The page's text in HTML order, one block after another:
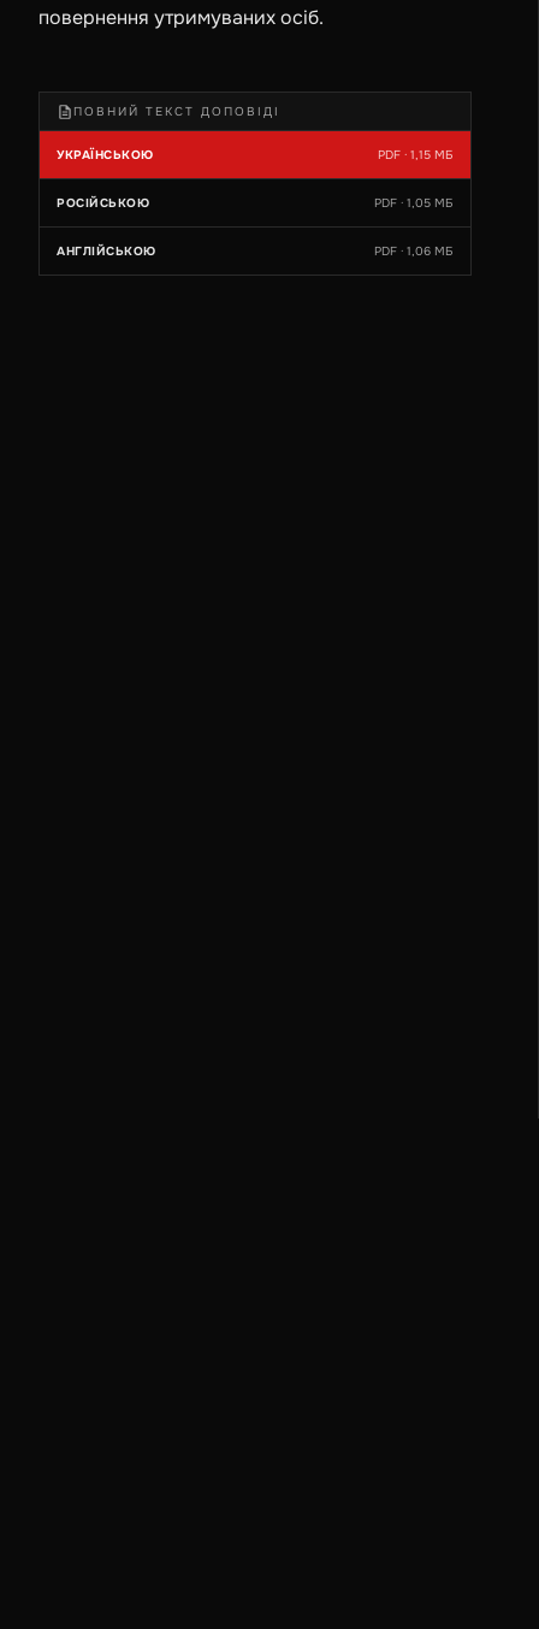
повернення утримуваних осіб.
ПОВНИЙ ТЕКСТ ДОПОВІДІ
УКРАЇНСЬКОЮ PDF · 1,15 МБ
РОСІЙСЬКОЮ PDF · 1,05 МБ
АНГЛІЙСЬКОЮ PDF · 1,06 МБ